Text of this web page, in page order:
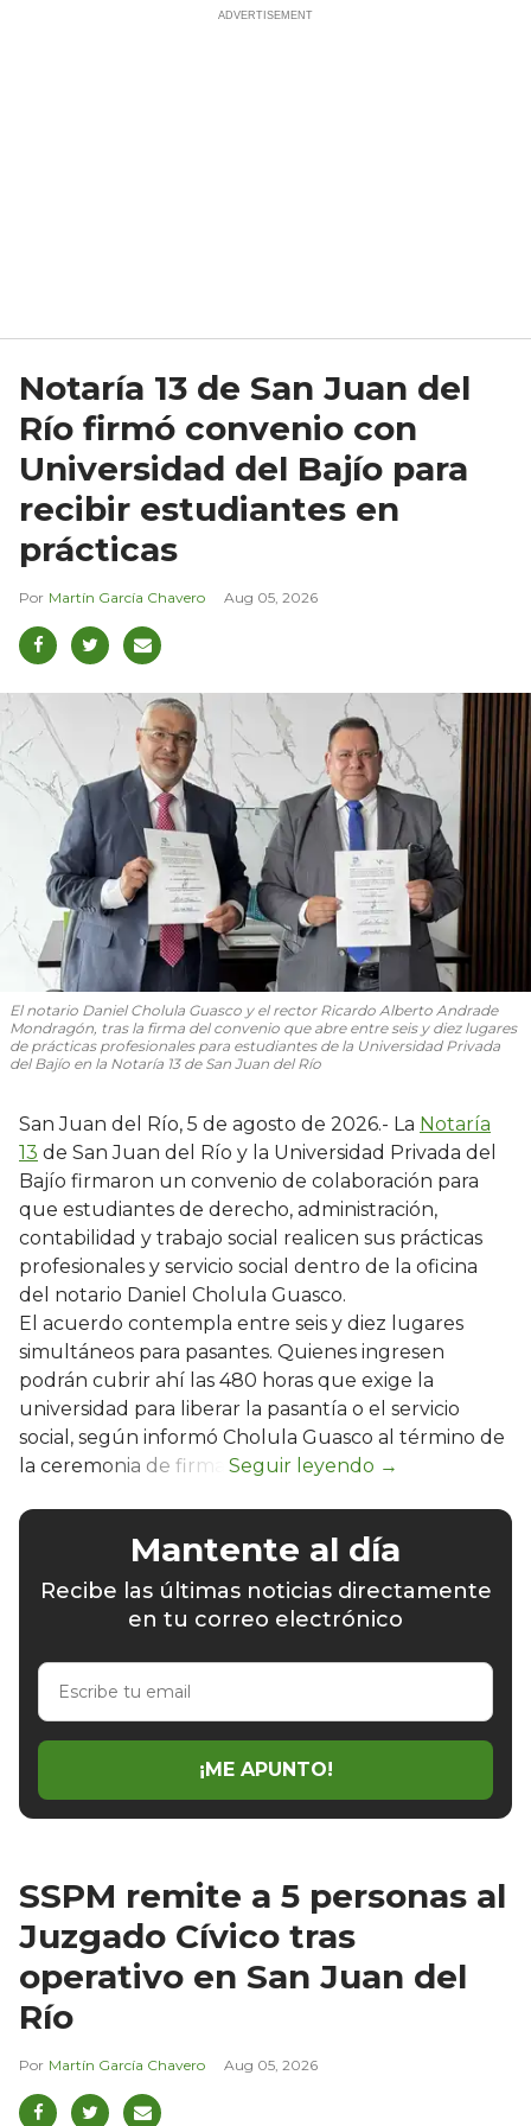
Notaría 13 de San Juan del
Río firmó convenio con
Universidad del Bajío para
recibir estudiantes en
prácticas
Martín García Chavero Aug 05, 2026
El notario Daniel Cholula Guasco y el rector Ricardo Alberto Andrade
Mondragón, tras la firma del convenio que abre entre seis y diez lugares
de prácticas profesionales para estudiantes de la Universidad Privada
del Bajío en la Notaría 13 de San Juan del Río
San Juan del Río, 5 de agosto de 2026.- La Notaría
13 de San Juan del Río y la Universidad Privada del
Bajío firmaron un convenio de colaboración para
que estudiantes de derecho, administración,
contabilidad y trabajo social realicen sus prácticas
profesionales y servicio social dentro de la oficina
del notario Daniel Cholula Guasco.
El acuerdo contempla entre seis y diez lugares
simultáneos para pasantes. Quienes ingresen
podrán cubrir ahí las 480 horas que exige la
universidad para liberar la pasantía o el servicio
social, según informó Cholula Guasco al término de
la ceremonia de firma.
Mantente al día
Recibe las últimas noticias directamente
en tu correo electrónico
Escribe
email
¡ME APUNTO!
SSPM remite a 5 personas al
Juzgado Cívico tras
operativo en San Juan del
Río
Martín García Chavero Aug 05, 2026